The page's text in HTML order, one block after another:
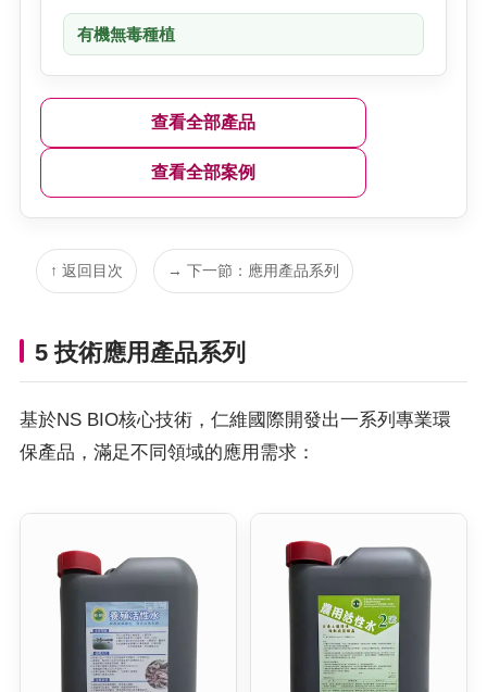
有機無毒種植
查看全部產品
查看全部案例
↑ 返回目次 → 下一節：應用產品系列
5 技術應用產品系列
基於NS BIO核心技術，仁維國際開發出一系列專業環
保產品，滿足不同領域的應用需求：